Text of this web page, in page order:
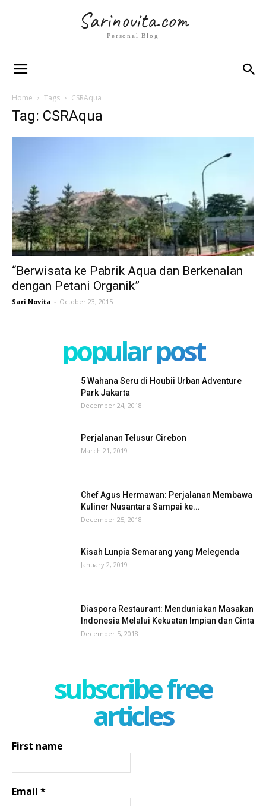
Sarinovita.com
Personal Blog
Home Tags CSRAqua
Tag: CSRAqua
“Berwisata ke Pabrik Aqua dan Berkenalan
dengan Petani Organik”
Sari Novita - October 23, 2015
popular post
5 Wahana Seru di Houbii Urban Adventure
Park Jakarta
December 24, 2018
Perjalanan Telusur Cirebon
March 21, 2019
Chef Agus Hermawan: Perjalanan Membawa
Kuliner Nusantara Sampai ke...
December 25, 2018
Kisah Lunpia Semarang yang Melegenda
January 2, 2019
Diaspora Restaurant: Menduniakan Masakan
Indonesia Melalui Kekuatan Impian dan Cinta
December 5, 2018
subscribe free
articles
First name
Email *